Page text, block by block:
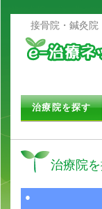
接骨院・鍼灸院
治療院を探す
治療院
●